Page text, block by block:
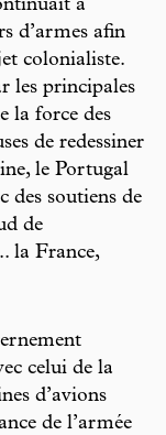
à
d’armes afin
colonialiste.
les principales
la force des
de redessiner
le Portugal
des soutiens de
de
la France,
celui de la
d’avions
de l’armée